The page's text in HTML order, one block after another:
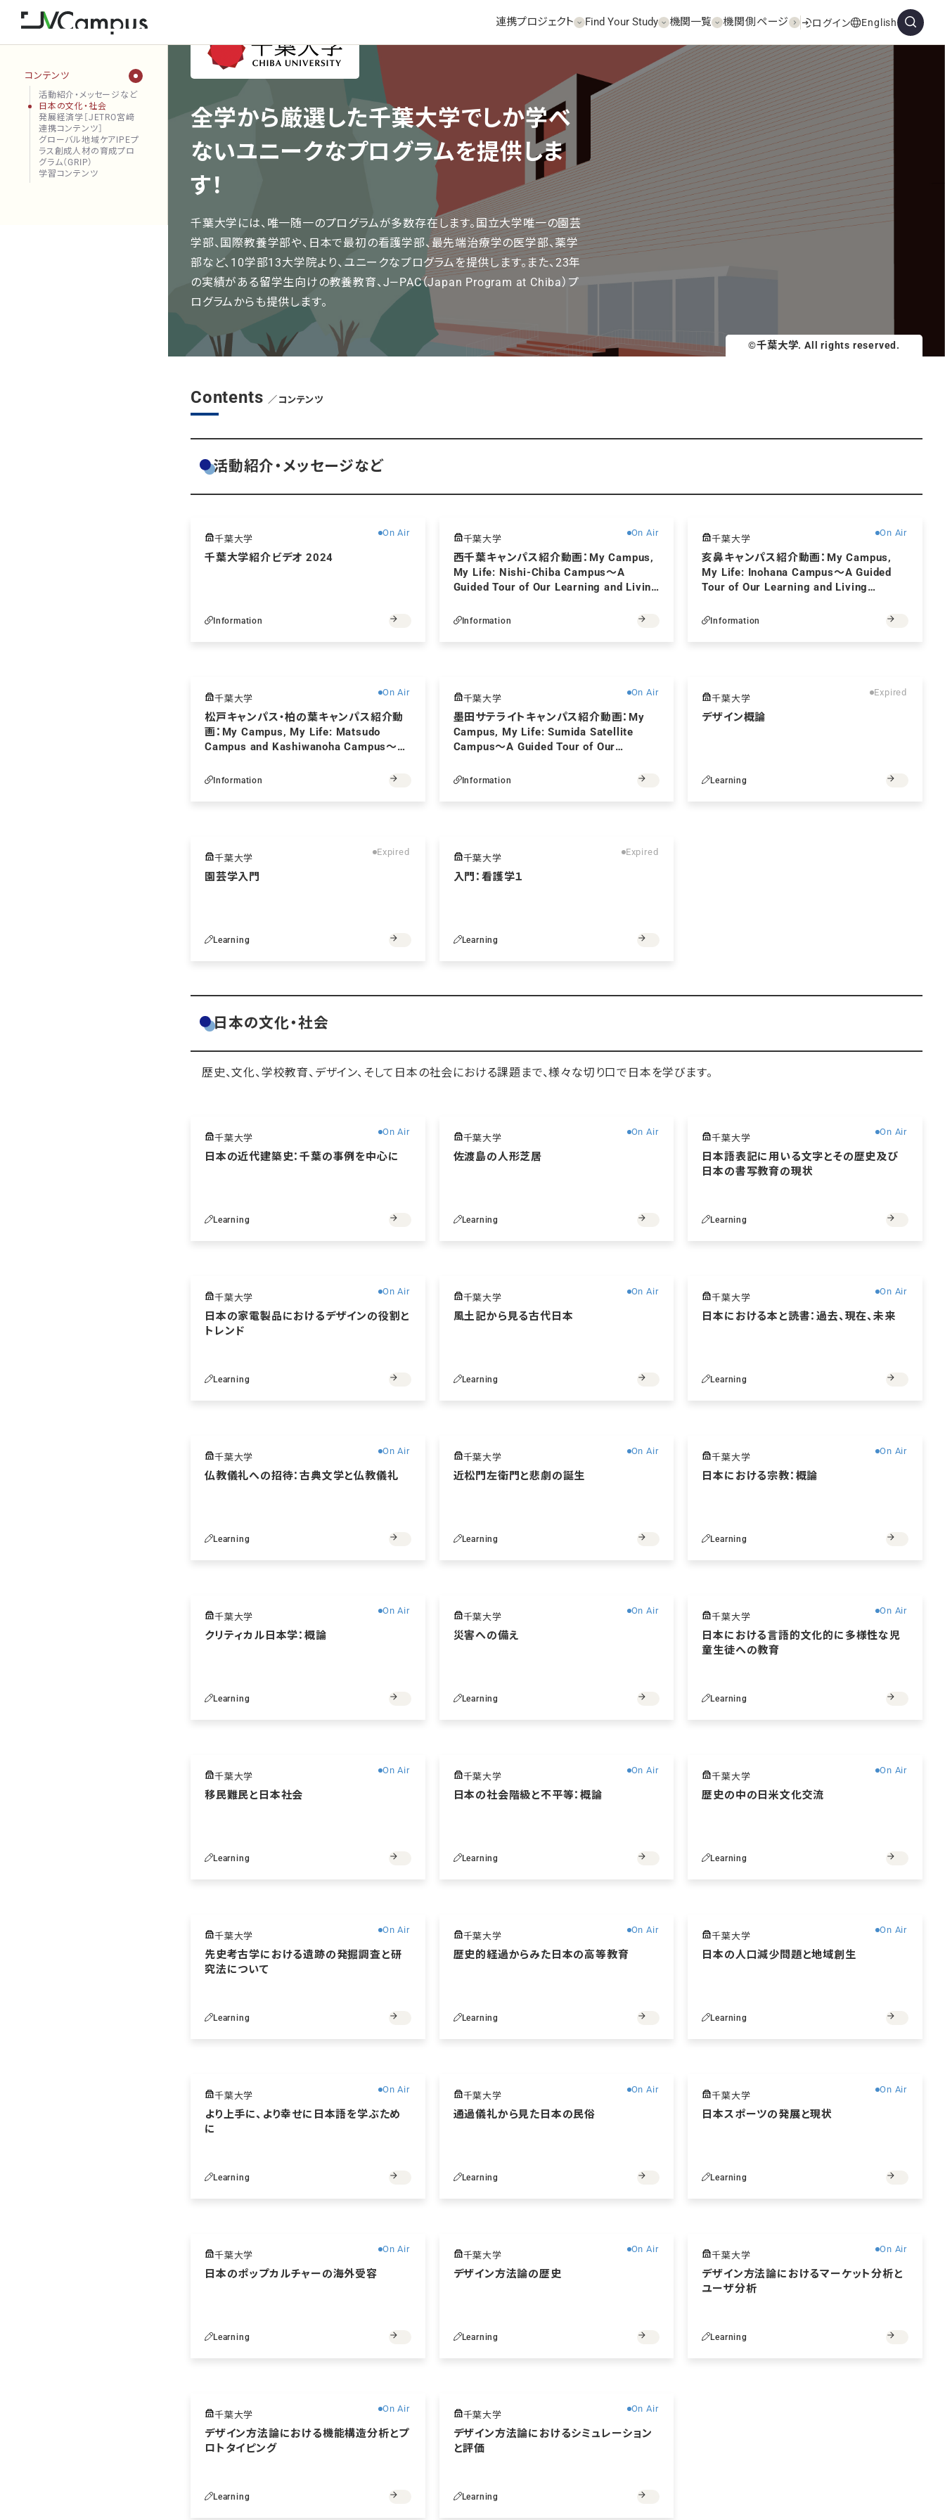
連携プロジェクト Find Your Study 機関一覧 機関側ページ ログイン English
コンテンツ
活動紹介・メッセージなど
日本の文化・社会
発展経済学［JETRO宮﨑
連携コンテンツ］
グローバル地域ケアIPEプ
ラス創成人材の育成プロ
グラム（GRIP）
学習コンテンツ
全学から厳選した千葉大学でしか学べ
ないユニークなプログラムを提供しま
す！
千葉大学には、唯一随一のプログラムが多数存在します。国立大学唯一の園芸
学部、国際教養学部や、日本で最初の看護学部、最先端治療学の医学部、薬学
部など、10学部13大学院より、ユニークなプログラムを提供します。また、23年
の実績がある留学生向けの教養教育、J―PAC（Japan Program at Chiba）プ
ログラムからも提供します。
©千葉大学. All rights reserved.
Contents ／コンテンツ
活動紹介・メッセージなど
On Air
無料
千葉大学
千葉大学紹介ビデオ 2024
Information
On Air
無料
千葉大学
西千葉キャンパス紹介動画：My Campus,
My Life: Nishi-Chiba Campus～A
Guided Tour of Our Learning and Living
Information
On Air
無料
千葉大学
亥鼻キャンパス紹介動画：My Campus,
My Life: Inohana Campus～A Guided
Tour of Our Learning and Living
Information
On Air
千葉大学
松戸キャンパス・柏の葉キャンパス紹介動
画：My Campus, My Life: Matsudo
Campus and Kashiwanoha Campus～A
Environment～
Information
On Air
千葉大学
墨田サテライトキャンパス紹介動画：My
Campus, My Life: Sumida Satellite
Campus～A Guided Tour of Our
Information
Expired
千葉大学
デザイン概論
Learning
Expired
千葉大学
園芸学入門
Learning
Expired
千葉大学
入門：看護学１
Learning
日本の文化・社会
歴史、文化、学校教育、デザイン、そして日本の社会における課題まで、様々な切り口で日本を学びます。
On Air
千葉大学
日本の近代建築史：千葉の事例を中心に
Learning
On Air
千葉大学
佐渡島の人形芝居
Learning
On Air
千葉大学
日本語表記に用いる文字とその歴史及び
日本の書写教育の現状
Learning
On Air
千葉大学
日本の家電製品におけるデザインの役割と
トレンド
Learning
On Air
千葉大学
風土記から見る古代日本
Learning
On Air
千葉大学
日本における本と読書：過去、現在、未来
Learning
On Air
千葉大学
仏教儀礼への招待：古典文学と仏教儀礼
Learning
On Air
千葉大学
近松門左衛門と悲劇の誕生
Learning
On Air
千葉大学
日本における宗教：概論
Learning
On Air
千葉大学
クリティカル日本学：概論
Learning
On Air
千葉大学
災害への備え
Learning
On Air
千葉大学
日本における言語的文化的に多様性な児
童生徒への教育
Learning
On Air
千葉大学
移民難民と日本社会
Learning
On Air
千葉大学
日本の社会階級と不平等：概論
Learning
On Air
千葉大学
歴史の中の日米文化交流
Learning
On Air
千葉大学
先史考古学における遺跡の発掘調査と研
究法について
Learning
On Air
千葉大学
歴史的経過からみた日本の高等教育
Learning
On Air
千葉大学
日本の人口減少問題と地域創生
Learning
On Air
千葉大学
より上手に、より幸せに日本語を学ぶため
に
Learning
On Air
千葉大学
通過儀礼から見た日本の民俗
Learning
On Air
千葉大学
日本スポーツの発展と現状
Learning
On Air
千葉大学
日本のポップカルチャーの海外受容
Learning
On Air
千葉大学
デザイン方法論の歴史
Learning
On Air
千葉大学
デザイン方法論におけるマーケット分析と
ユーザ分析
Learning
On Air
千葉大学
デザイン方法論における機能構造分析とプ
ロトタイピング
Learning
On Air
千葉大学
デザイン方法論におけるシミュレーション
と評価
Learning